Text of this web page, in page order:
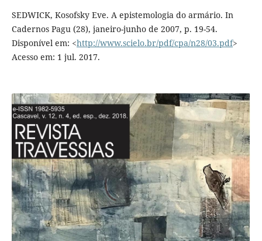
SEDWICK, Kosofsky Eve. A epistemologia do armário. In
Cadernos Pagu (28), janeiro-junho de 2007, p. 19-54.
Disponível em: <http://www.scielo.br/pdf/cpa/n28/03.pdf>
Acesso em: 1 jul. 2017.